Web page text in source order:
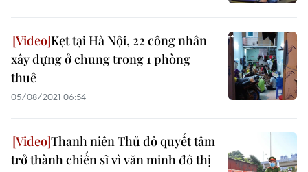
Kẹt tại Hà Nội, 22 công nhân
xây dựng ở chung trong 1 phòng
thuê
05/08/2021 06:54
Thanh niên Thủ đô quyết tâm
trở thành chiến sĩ vì văn minh đô thị